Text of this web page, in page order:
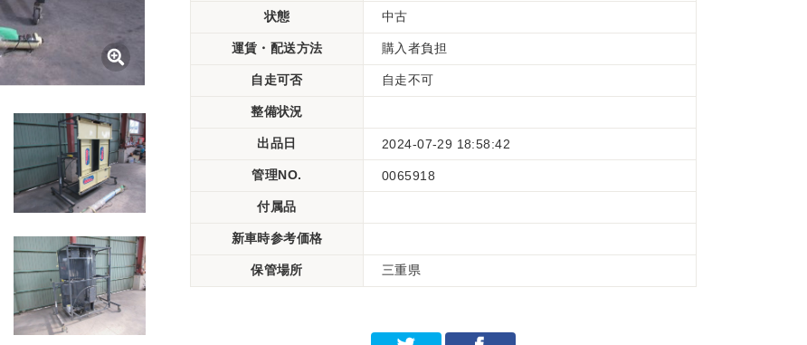
状態 中古
運賃・配送方法 購入者負担
自走可否 自走不可
整備状況
出品日 2024-07-29 18:58:42
管理NO. 0065918
付属品
新車時参考価格
保管場所 三重県